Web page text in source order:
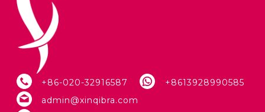
+86-020-32916587
+8613928990585
admin@xinqibra.com